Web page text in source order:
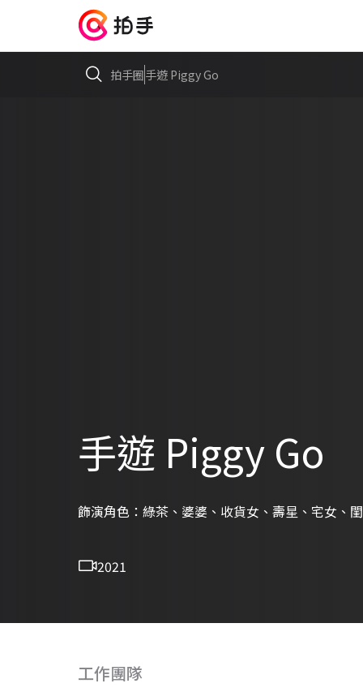
拍手圈手遊 Piggy Go
手遊 Piggy Go
飾演角色：綠茶、婆婆、收貨女、壽星、宅女、
2021
工作團隊